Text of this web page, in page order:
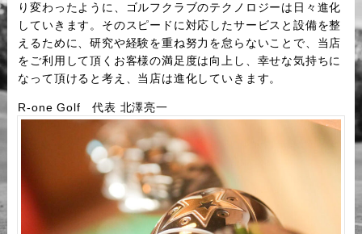
り変わったように、ゴルフクラブのテクノロジーは日々進化
していきます。そのスピードに対応したサービスと設備を整
えるために、研究や経験を重ね努力を怠らないことで、当店
をご利用して頂くお客様の満足度は向上し、幸せな気持ちに
なって頂けると考え、当店は進化していきます。
R-one Golf 代表 北澤亮一